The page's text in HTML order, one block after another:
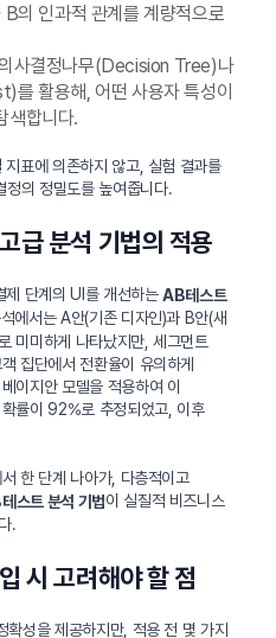
의 인과적 관계를 계량적으로
사결정나무(Decision Tree)나
활용해, 어떤 사용자 특성이
색합니다.
표에 의존하지 않고, 실험 결과를
정의 정밀도를 높여줍니다.
급 분석 기법의 적용
제 단계의 UI를 개선하는AB테스트
에서는 A안(기존 디자인)과 B안(새
미미하게 나타났지만, 세그먼트
집단에서 전환율이 유의하게
이지안 모델을 적용하여 이
률이 92%로 추정되었고, 이후
한 단계 나아가, 다층적이고
스트 분석 기법이 실질적 비즈니스
.
시 고려해야 할 점
확성을 제공하지만, 적용 전 몇 가지